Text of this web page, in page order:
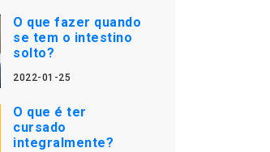
O que fazer quando
se tem o intestino
solto?
2022-01-25
O que é ter
cursado
integralmente?